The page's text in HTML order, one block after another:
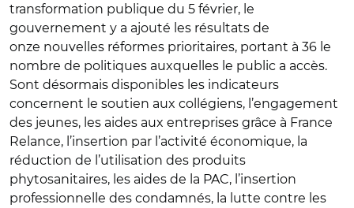
transformation publique du 5 février, le
gouvernement y a ajouté les résultats de
onze nouvelles réformes prioritaires, portant à 36 le
nombre de politiques auxquelles le public a accès.
Sont désormais disponibles les indicateurs
concernent le soutien aux collégiens, l’engagement
des jeunes, les aides aux entreprises grâce à France
Relance, l’insertion par l’activité économique, la
réduction de l’utilisation des produits
phytosanitaires, les aides de la PAC, l’insertion
professionnelle des condamnés, la lutte contre les